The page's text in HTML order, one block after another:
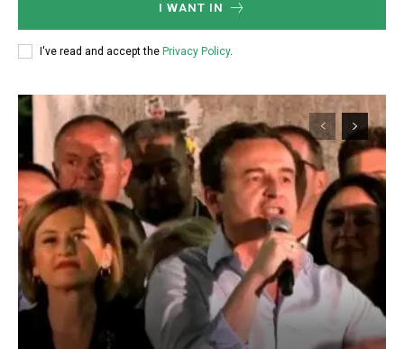
I WANT IN
I've read and accept the Privacy Policy.